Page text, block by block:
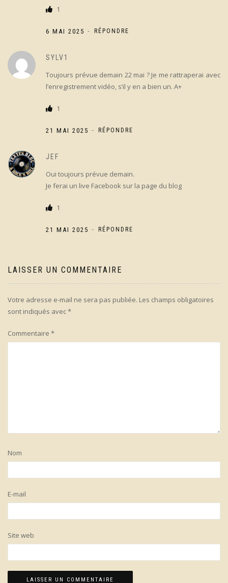
1
6 MAI 2025 - RÉPONDRE
SYLV1
Toujours prévue demain 22 mai ? Je me rattraperai avec
l’enregistrement vidéo, s’il y en a bien un. A+
1
21 MAI 2025 - RÉPONDRE
JEF
Oui toujours prévue demain.
Je ferai un live Facebook sur la page du blog
1
21 MAI 2025 - RÉPONDRE
LAISSER UN COMMENTAIRE
Votre adresse e-mail ne sera pas publiée. Les champs obligatoires
sont indiqués avec*
Commentaire *
Nom
E-mail
Site web